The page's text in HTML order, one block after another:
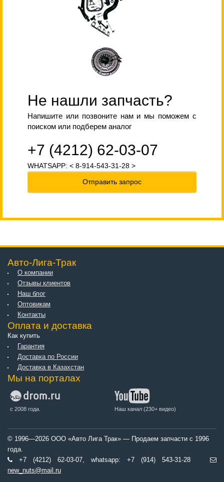
Не нашли запчасть?
Напишите или позвоните нам и мы поможем с
поиском или подберем аналог
+7 (4212) 62-03-07
WHATSAPP: < 8-914-543-31-28 >
Отправить запрос
Авто-Лига-Трак
О компании
Отзывы клиентов
Наш блог
Оптовикам
Контакты
Оплата и доставка
Как купить
Гарантия
Доставка по России
Доставка в Казахстан
Мы на порталах
с 2008 года. Наш канал (230+ видео)
© 1996—2026 ООО «Авто Лига Трак» — Продаем запчасти с 1996
года.
+7 (4212) 62-03-07, whatsapp: +7 (914) 543-31-28
new_nuts@mail.ru